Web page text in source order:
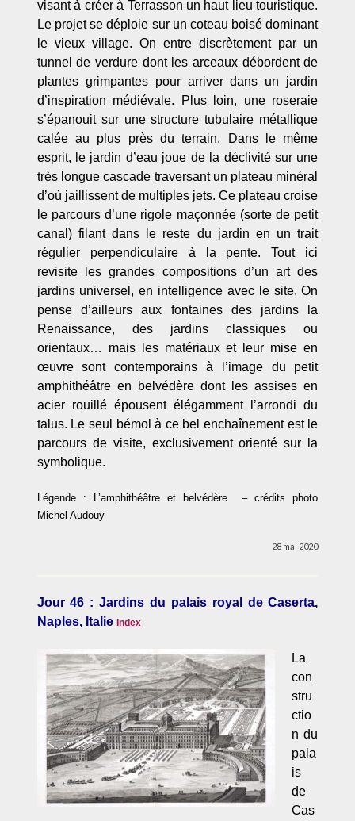
visant à créer à Terrasson un haut lieu touristique.
Le projet se déploie sur un coteau boisé dominant
le vieux village. On entre discrètement par un
tunnel de verdure dont les arceaux débordent de
plantes grimpantes pour arriver dans un jardin
d’inspiration médiévale. Plus loin, une roseraie
s’épanouit sur une structure tubulaire métallique
calée au plus près du terrain. Dans le même
esprit, le jardin d’eau joue de la déclivité sur une
très longue cascade traversant un plateau minéral
d’où jaillissent de multiples jets. Ce plateau croise
le parcours d’une rigole maçonnée (sorte de petit
canal) filant dans le reste du jardin en un trait
régulier perpendiculaire à la pente. Tout ici
revisite les grandes compositions d’un art des
jardins universel, en intelligence avec le site. On
pense d’ailleurs aux fontaines des jardins la
Renaissance, des jardins classiques ou
orientaux… mais les matériaux et leur mise en
œuvre sont contemporains à l’image du petit
amphithéâtre en belvédère dont les assises en
acier rouillé épousent élégamment l’arrondi du
talus. Le seul bémol à ce bel enchaînement est le
parcours de visite, exclusivement orienté sur la
symbolique.
Légende : L’amphithéâtre et belvédère – crédits photo
Michel Audouy
28 mai 2020
Jour 46 : Jardins du palais royal de Caserta,
Naples, Italie Index
La
con
stru
ctio
n du
pala
is
de
Cas